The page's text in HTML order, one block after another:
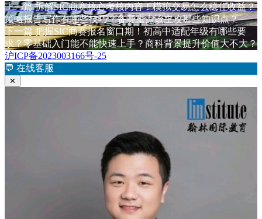
布
于
者
文
章
导
航
上一篇上
篇
文
章：
拆解SIC商赛核心考核内容！模拟交易怎么稳住收益？
策略报告写作有哪些技巧？备赛重点该主攻哪些知识点？
下一篇 下
篇
文
章：
把握SIC商赛报名窗口期！初高中适配年级有哪些要
求？零基础入门能不能快速上手？商科背景提升价值大不大？
沪ICP备2023003166号-25
💬 在线客服
✕